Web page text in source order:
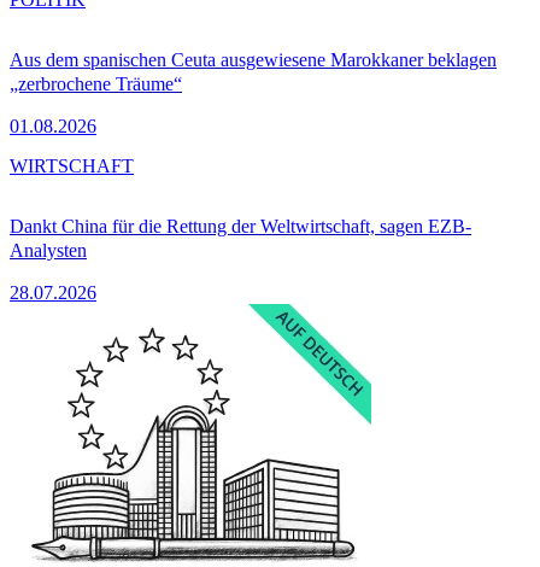
Aus dem spanischen Ceuta ausgewiesene Marokkaner beklagen
„zerbrochene Träume“
01.08.2026
Dankt China für die Rettung der Weltwirtschaft, sagen EZB-
Analysten
28.07.2026
WIRTSCHAFT